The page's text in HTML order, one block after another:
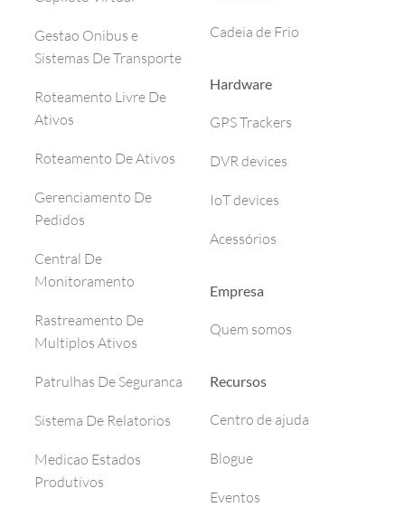
Gestao Onibus e
Sistemas De Transporte
Roteamento Livre De
Ativos
Roteamento De Ativos
Gerenciamento De
Pedidos
Central De
Monitoramento
Rastreamento De
Multiplos Ativos
Patrulhas De Seguranca
Sistema De Relatorios
Medicao Estados
Produtivos
Cadeia de Frio
Hardware
GPS Trackers
DVR devices
IoT devices
Acessórios
Empresa
Quem somos
Recursos
Centro de ajuda
Blogue
Eventos